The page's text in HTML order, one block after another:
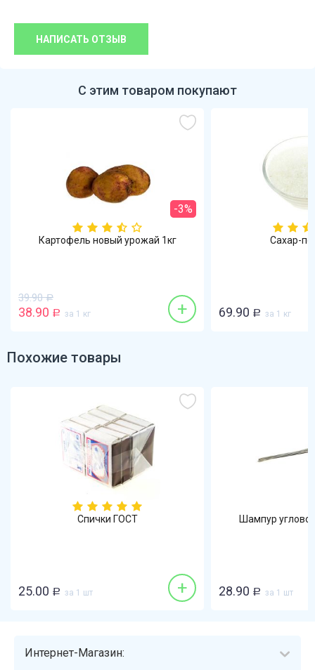
НАПИСАТЬ ОТЗЫВ
С этим товаром покупают
-3%
Картофель новый урожай 1кг
39.90 Р
38.90 Р за 1 кг +
Сахар-
69.90 Р за 1 кг
Похожие товары
Спички ГОСТ
25.00 Р за 1 шт +
Шампур
28.90 Р за 1 шт
Интернет-Магазин: